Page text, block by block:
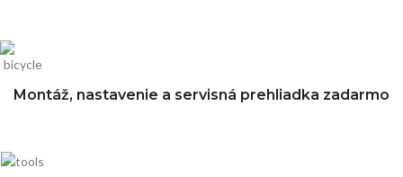
Montáž, nastavenie a servisná prehliadka zadarmo